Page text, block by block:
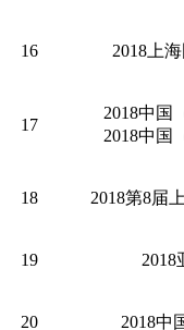
16 2018上
17
2018中国
2018中国
18 2018第8届
19
20 2018中